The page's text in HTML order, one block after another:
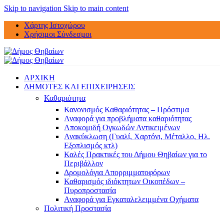
Skip to navigation Skip to main content
Χάρτης Ιστοχώρου
Χρήσιμοι Σύνδεσμοι
ΑΡΧΙΚΗ
ΔΗΜΟΤΕΣ ΚΑΙ ΕΠΙΧΕΙΡΗΣΕΙΣ
Καθαριότητα
Κανονισμός Καθαριότητας – Πρόστιμα
Αναφορά για προβλήματα καθαριότητας
Αποκομιδή Ογκωδών Αντικειμένων
Ανακύκλωση (Γυαλί, Χαρτόνι, Μέταλλο, Ηλ.
Εξοπλισμός κτλ)
Καλές Πρακτικές του Δήμου Θηβαίων για το
Περιβάλλον
Δρομολόγια Απορριμματοφόρων
Καθαρισμός ιδιόκτητων Οικοπέδων –
Πυροπροστασία
Αναφορά για Εγκαταλελειμμένα Οχήματα
Πολιτική Προστασία